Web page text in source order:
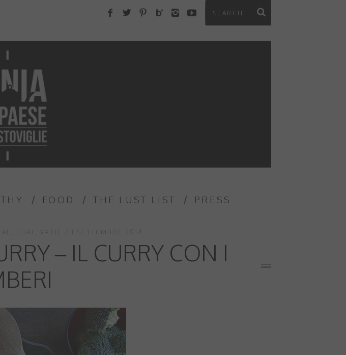
FOOD THE LUST LIST PRESS
– IL CURRY CON I